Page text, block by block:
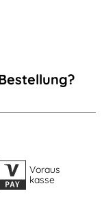
Voraus
kasse